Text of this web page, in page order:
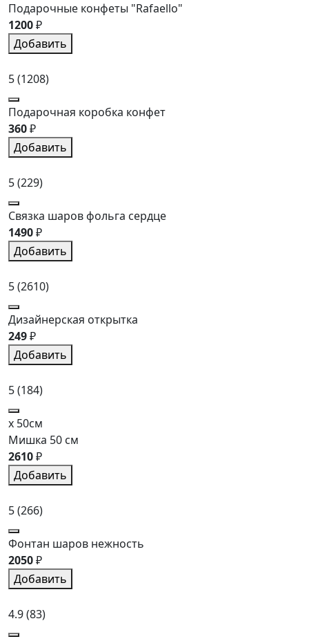
Подарочные конфеты "Rafaello"
1200₽
Добавить
5(1208)
Подарочная коробка конфет
360₽
Добавить
5(229)
Связка шаров фольга сердце
1490₽
Добавить
5(2610)
Дизайнерская открытка
249₽
Добавить
5(184)
x 50см
Мишка 50 см
2610₽
Добавить
5(266)
Фонтан шаров нежность
2050₽
Добавить
4.9(83)